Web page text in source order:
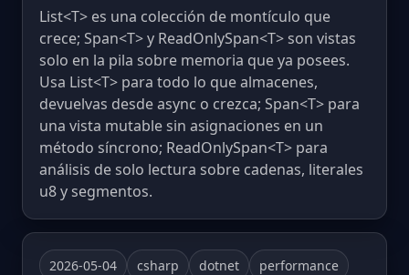
List<T> es una colección de montículo que
crece; Span<T> y ReadOnlySpan<T> son vistas
solo en la pila sobre memoria que ya posees.
Usa List<T> para todo lo que almacenes,
devuelvas desde async o crezca; Span<T> para
una vista mutable sin asignaciones en un
método síncrono; ReadOnlySpan<T> para
análisis de solo lectura sobre cadenas, literales
u8 y segmentos.
2026-05-04 csharp dotnet performance